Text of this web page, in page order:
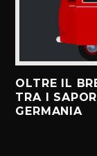
OLTRE IL
TRA I
GERMANIA